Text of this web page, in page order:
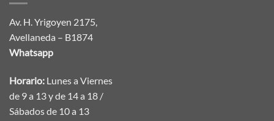
Av. H. Yrigoyen 2175,
Avellaneda – B1874
Whatsapp
Horario: Lunes a Viernes
de 9 a 13 y de 14 a 18 /
Sábados de 10 a 13